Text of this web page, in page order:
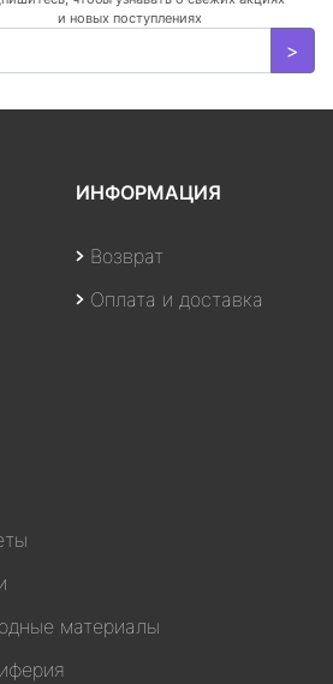
и новых поступлениях
>
ИНФОРМАЦИЯ
Возврат
Оплата и доставка
материалы